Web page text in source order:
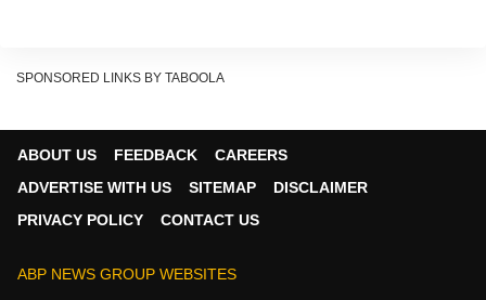
'राजा शिवाजी'का फाइनल बॉक्स ऑफिस कलेक्शन कितना
SPONSORED LINKS BY TABOOLA
ABOUT US FEEDBACK
CAREERS
ADVERTISE WITH US
SITEMAP
DISCLAIMER
PRIVACY POLICY
CONTACT US
ABP NEWS GROUP WEBSITES